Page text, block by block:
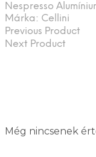
Nespresso
Márka: Cellini
Previous Product
Next Product
Még nincsenek